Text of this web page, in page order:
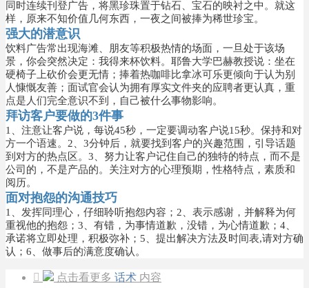
同时连续刊登广告，将黑珍珠置于钻石、宝石的映衬之中。就这
样，原来不知价值几何东西，一夜之间被捧为稀世珍宝。
强大的潜意识
饮料广告常出现海滩、朋友等积极热情的场面，一旦处于该场
景，你会突然决定：我得来杯饮料。耶鲁大学巴赫教授说：坐在
硬椅子上砍价会更无情；捧着热咖啡比拿冰可乐更倾向于认为别
人慷慨友善；面试官会认为拥有厚实文件夹的应聘者更认真，重
点是人们完全意识不到，自己被什么事物影响。
拜访客户要做的3件事
1、注意让客户说，每说45秒，一定要调动客户说15秒。保持和对
方一个语速。 2、3分钟后，就要找到客户的兴趣范围，引导话题
到对方的热点区。 3、努力让客户记住自己的独特的特点，而不是
公司的，不是产品的。关注对方的心理预期，性格特点，素质和
阅历。
面对抱怨的沟通技巧
1、发挥同理心，仔细聆听抱怨内容； 2、表示感谢，并解释为何
重视他的抱怨； 3、有错，为事情道歉，没错，为心情道歉； 4、
承诺将立即处理，积极弥补； 5、提出解决方法及时间表,请对方确
认； 6、做事后的满意度确认。
 点击看更多 话术 内容